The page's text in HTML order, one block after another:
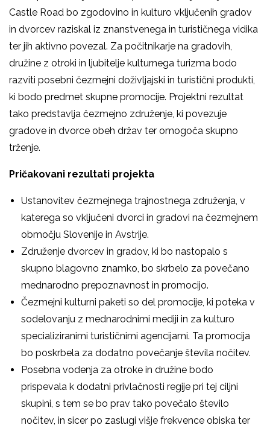
Castle Road bo zgodovino in kulturo vključenih gradov
in dvorcev raziskal iz znanstvenega in turističnega vidika
ter jih aktivno povezal. Za počitnikarje na gradovih,
družine z otroki in ljubitelje kulturnega turizma bodo
razviti posebni čezmejni doživljajski in turistični produkti,
ki bodo predmet skupne promocije. Projektni rezultat
tako predstavlja čezmejno združenje, ki povezuje
gradove in dvorce obeh držav ter omogoča skupno
trženje.
Pričakovani rezultati projekta
Ustanovitev čezmejnega trajnostnega združenja, v
katerega so vključeni dvorci in gradovi na čezmejnem
območju Slovenije in Avstrije.
Združenje dvorcev in gradov, ki bo nastopalo s
skupno blagovno znamko, bo skrbelo za povečano
mednarodno prepoznavnost in promocijo.
Čezmejni kulturni paketi so del promocije, ki poteka v
sodelovanju z mednarodnimi mediji in za kulturo
specializiranimi turističnimi agencijami. Ta promocija
bo poskrbela za dodatno povečanje števila nočitev.
Posebna vodenja za otroke in družine bodo
prispevala k dodatni privlačnosti regije pri tej ciljni
skupini, s tem se bo prav tako povečalo število
nočitev, in sicer po zaslugi višje frekvence obiska ter